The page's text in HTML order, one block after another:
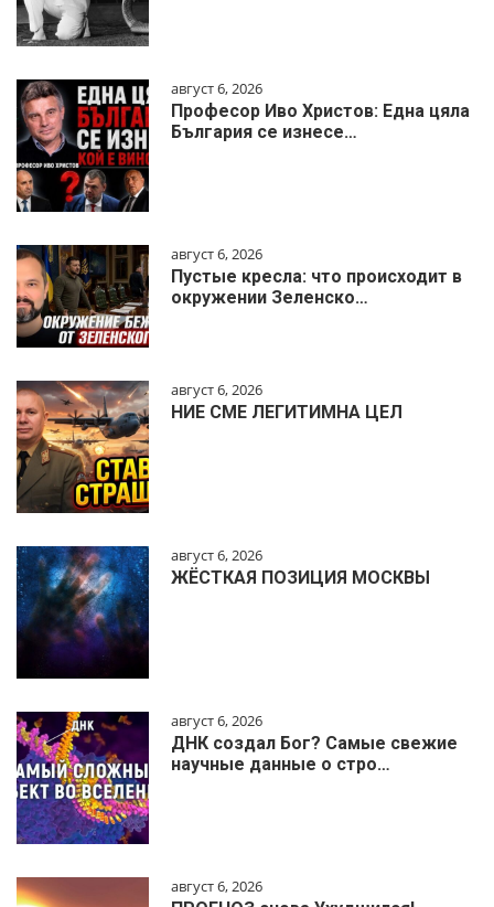
август 6, 2026
Професор Иво Христов: Една цяла
България се изнесе…
август 6, 2026
Пустые кресла: что происходит в
окружении Зеленско…
август 6, 2026
НИЕ СМЕ ЛЕГИТИМНА ЦЕЛ
август 6, 2026
ЖЁСТКАЯ ПОЗИЦИЯ МОСКВЫ
август 6, 2026
ДНК создал Бог? Самые свежие
научные данные о стро…
август 6, 2026